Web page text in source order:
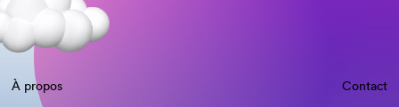
À propos
Contact